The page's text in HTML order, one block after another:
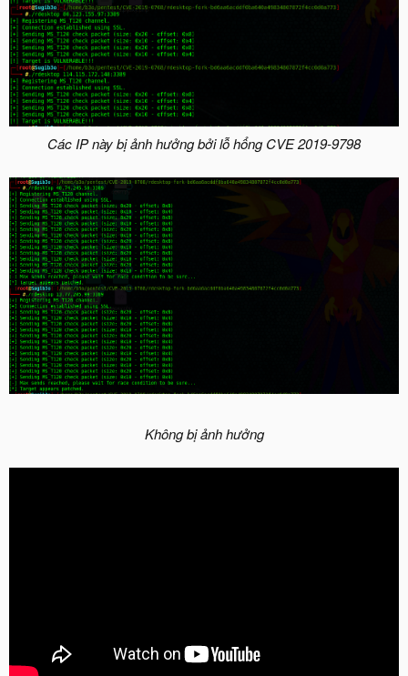
Các IP này bị ảnh hưởng bởi lỗ hổng CVE 2019-9798
Không bị ảnh hưởng